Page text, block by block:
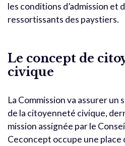
les conditions d’admission et
ressortissants des paystiers.
Le concept de
civique
La Commission va assurer un
de la citoyenneté civique,
mission assignée par le
Ceconcept occupe une place